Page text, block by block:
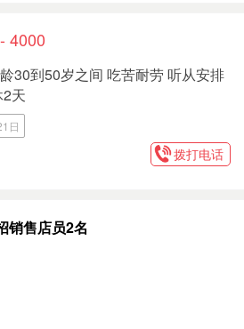
4000
30到50岁之间 吃苦耐劳 听从安排
天
日
拨打电话
销售店员2名